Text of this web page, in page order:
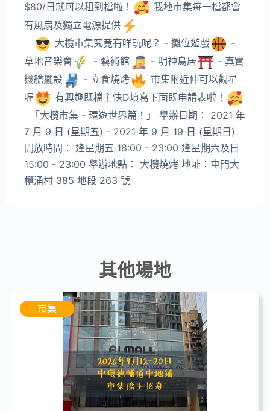
$80/日就可以租到檔啦！
我地市集每一檔都會
有風扇及獨立電源提供
大欖市集究竟有咩玩呢？ - 攤位遊戲
-
草地音樂會
- 藝術館 - 明神鳥居
- 真實
機艙擺設
- 立食燒烤
市集附近仲可以觀星
喔
有興趣既檔主快D填寫下面既申請表啦！
「大欖市集 - 環遊世界篇！」 舉辦日期： 2021 年
7 月 9 日 (星期五) - 2021 年 9 月 19 日 (星期日)
開放時間： 逢星期五 18:00 - 23:00 逢星期六及日
15:00 - 23:00 舉辦地點： 大欖燒烤 地址：屯門大
欖涌村 385 地段 263 號
其他場地
市集